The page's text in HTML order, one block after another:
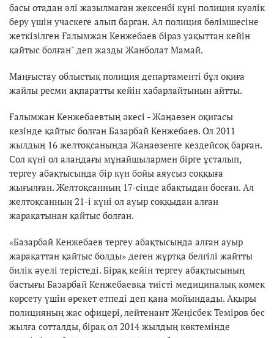
басы отадан әлі жазылмаған жексенбі күні полиция куәлік
беру үшін учаскеге алып барған. Ал полиция бөлімшесіне
жеткізілген Ғалымжан Кенжебаев біраз уақыттан кейін
қайтыс болған" деп жазды Жанболат Мамай.
Маңғыстау облыстық полиция департаменті бұл оқиға
жайлы ресми ақпаратты кейін хабарлайтынын айтты.
Ғалымжан Кенжебаевтың әкесі - Жаңаөзен оқиғасы
кезінде қайтыс болған Базарбай Кенжебаев. Ол 2011
жылдың 16 желтоқсанында Жаңаөзенге кездейсоқ барған.
Сол күні ол алаңдағы мұнайшылармен бірге ұсталып,
тергеу абақтысында бір күн бойы аяусыз соққыға
жығылған. Желтоқсанның 17-сінде абақтыдан босған. Ал
желтоқсанның 21-і күні ол ауыр соққыдан алған
жарақатынан қайтыс болған.
«Базарбай Кенжебаев тергеу абақтысында алған ауыр
жарақаттан қайтыс болды» деген жұртқа белгілі жайтты
билік әуелі терістеді. Бірақ кейін тергеу абақтысының
бастығы Базарбай Кенжебаевқа тиісті медициналық көмек
көрсету үшін әрекет етпеді деп қана мойындады. Ақыры
полицияның жас офицері, лейтенант Жеңісбек Теміров бес
жылға сотталды, бірақ ол 2014 жылдың көктемінде